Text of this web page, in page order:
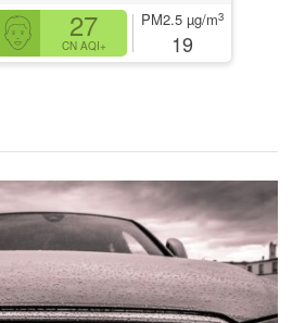
27
CN AQI+
PM2.5 µg/m3
19